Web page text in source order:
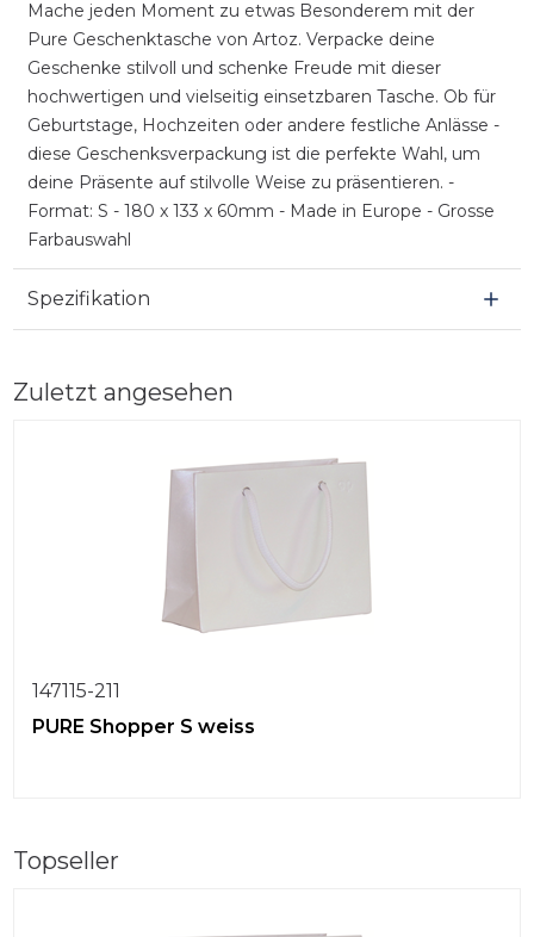
Mache jeden Moment zu etwas Besonderem mit der
Pure Geschenktasche von Artoz. Verpacke deine
Geschenke stilvoll und schenke Freude mit dieser
hochwertigen und vielseitig einsetzbaren Tasche. Ob für
Geburtstage, Hochzeiten oder andere festliche Anlässe -
diese Geschenksverpackung ist die perfekte Wahl, um
deine Präsente auf stilvolle Weise zu präsentieren. -
Format: S - 180 x 133 x 60mm - Made in Europe - Grosse
Farbauswahl
Spezifikation
Zuletzt angesehen
147115-211
PURE Shopper S weiss
Topseller